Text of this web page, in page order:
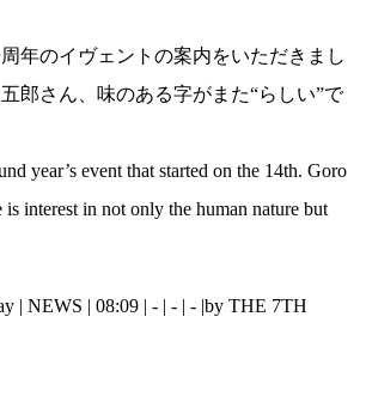
年のイヴェントの案内をいただきまし
郎さん、味のある字がまた“らしい”で
year’s event that started on the 14th. Goro
is interest in not only the human nature but
| NEWS | 08:09 | - | - | - | by THE 7TH